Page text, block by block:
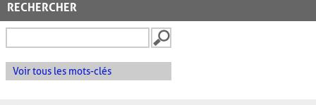
RECHERCHER
Voir tous les mots-clés